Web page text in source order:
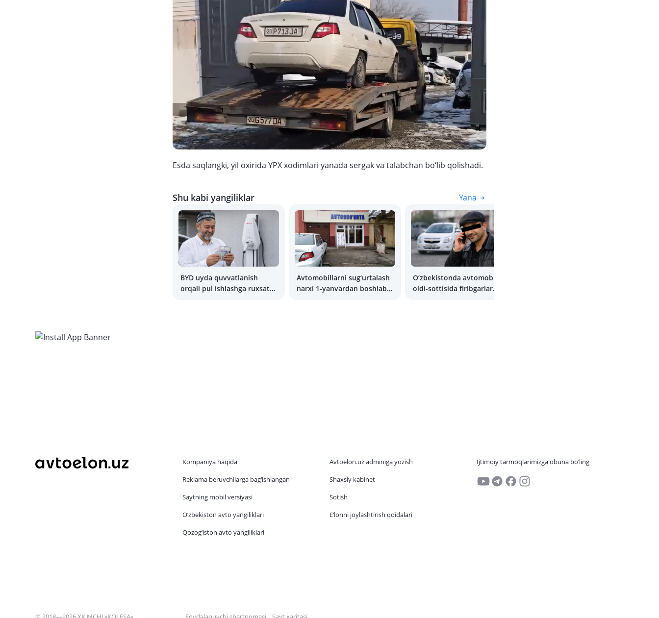
Esda saqlangki, yil oxirida YPX xodimlari yanada sergak va talabchan bo‘lib qolishadi.
Shu kabi yangiliklar Yana
BYD uyda quvvatlanish
orqali pul ishlashga ruxsat
Avtomobillarni sug‘urtalash
narxi 1-yanvardan boshlab
O‘zbekistonda avtomobil
oldi-sottisida firibgarlar
Kompaniya haqida
Reklama beruvchilarga bag‘ishlangan
Saytning mobil versiyasi
O‘zbekiston avto yangiliklari
Qozog‘iston avto yangiliklari
Avtoelon.uz adminiga yozish
Shaxsiy kabinet
Sotish
E‘lonni joylashtirish qoidalari
Ijtimoiy tarmoqlarimizga obuna bo‘ling